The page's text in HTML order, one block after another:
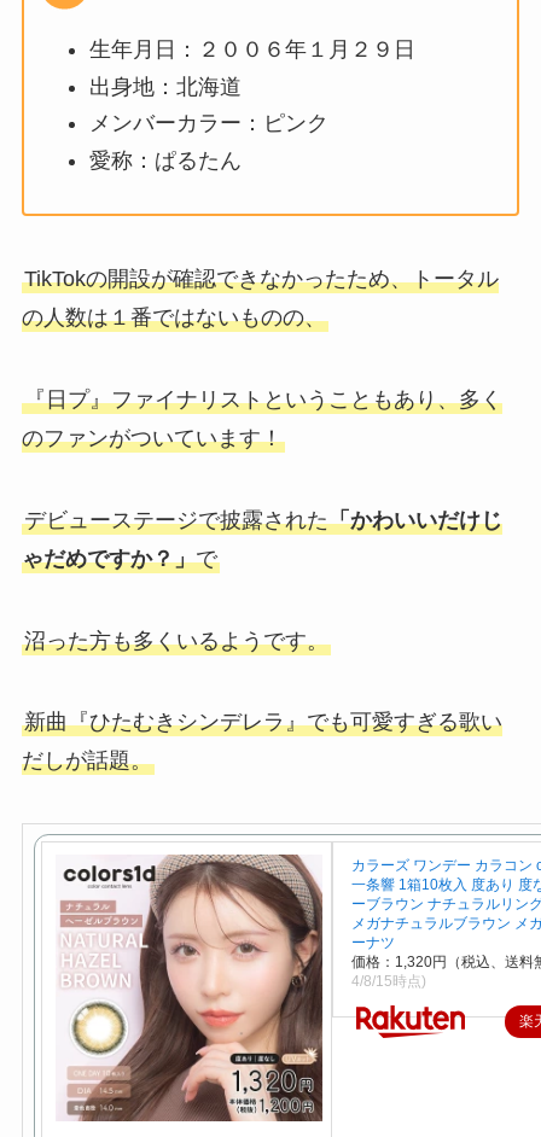
生年月日：２００６年１月２９日
出身地：北海道
メンバーカラー：ピンク
愛称：ぱるたん
TikTokの開設が確認できなかったため、トータル
の人数は１番ではないものの、
『日プ』ファイナリストということもあり、多く
のファンがついています！
デビューステージで披露された「かわいいだけじ
ゃだめですか？」で
沼った方も多くいるようです。
新曲『ひたむきシンデレラ』でも可愛すぎる歌い
だしが話題。
カラーズ ワンデー カラコン
一条響 1箱10枚入 度あり 度
ーブラウン ナチュラルリン
メガナチュラルブラウン メ
ーナツ
価格：1,320円（税込、送料
4/8/15時点)
楽